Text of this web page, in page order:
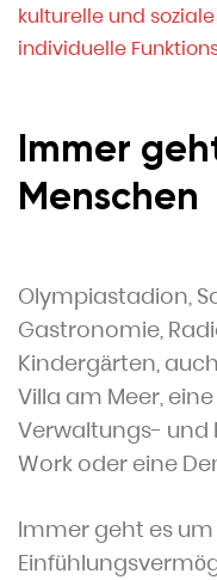
kulturelle und
individuelle
Immer
Menschen
Olympiastadion,
Gastronomie,
Kindergärten,
Villa am Meer,
Verwaltungs- und
Work oder eine
Immer geht es